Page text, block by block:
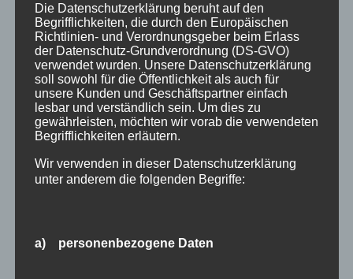
Wir Oberstdorfer
Die Datenschutzerklärung beruht auf den
Begrifflichkeiten, die durch den Europäischen
Richtlinien- und Verordnungsgeber beim Erlass
der Datenschutz-Grundverordnung (DS-GVO)
verwendet wurden. Unsere Datenschutzerklärung
soll sowohl für die Öffentlichkeit als auch für
unsere Kunden und Geschäftspartner einfach
lesbar und verständlich sein. Um dies zu
gewährleisten, möchten wir vorab die verwendeten
Begrifflichkeiten erläutern.
Wir verwenden in dieser Datenschutzerklärung
unter anderem die folgenden Begriffe:
a) personenbezogene Daten